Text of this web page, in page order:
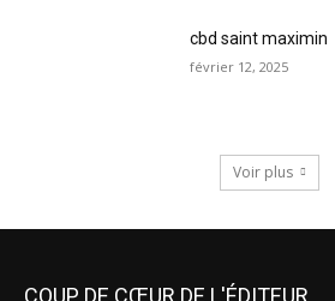
cbd saint maximin
février 12, 2025
Voir plus
COUP DE CŒUR DE L'ÉDITEUR